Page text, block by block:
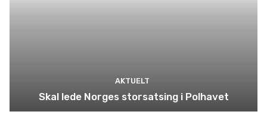
AKTUELT
Skal lede Norges storsatsing i Polhavet